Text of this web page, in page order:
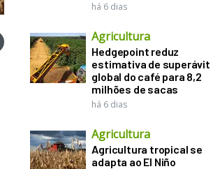
há 6 dias
Agricultura
Hedgepoint reduz
estimativa de superávit
global do café para 8,2
milhões de sacas
há 6 dias
Agricultura
Agricultura tropical se
adapta ao El Niño